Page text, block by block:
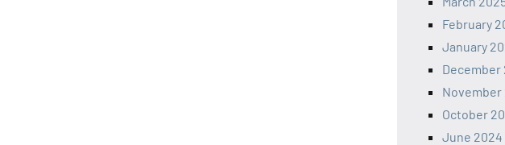
February
January
December
November
October
June 2024